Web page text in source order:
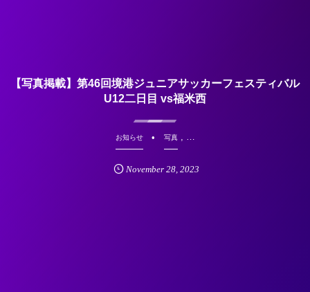
【写真掲載】第46回境港ジュニアサッカーフェスティバル
U12二日目 vs福米西
お知らせ 写真, …
November 28, 2023